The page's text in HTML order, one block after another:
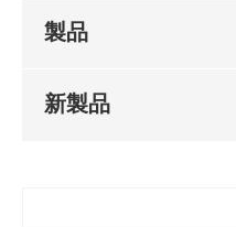
製品
新製品